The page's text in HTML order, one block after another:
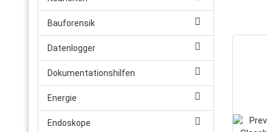
Bauforensik
Datenlogger
Dokumentationshilfen
Energie
Endoskope